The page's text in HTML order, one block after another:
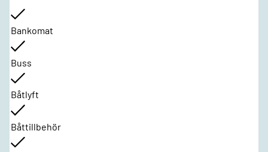
Bankomat
Buss
Båtlyft
Båttillbehör